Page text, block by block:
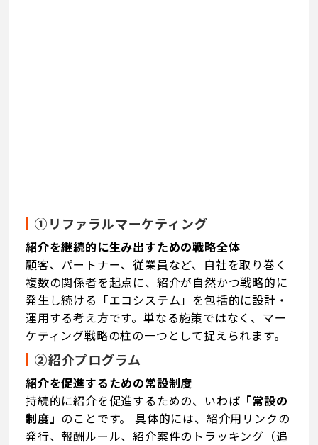
①リファラルマーケティング
紹介を継続的に生み出すための戦略全体
顧客、パートナー、従業員など、自社を取り巻く
複数の関係者を起点に、紹介が自然かつ戦略的に
発生し続ける「エコシステム」を包括的に設計・
運用する考え方です。単なる施策ではなく、マー
ケティング戦略の柱の一つとして捉えられます。
②紹介プログラム
紹介を促進するための常設制度
持続的に紹介を促進するための、いわば 「常設の
制度」 のことです。 具体的には、紹介用リンクの
発行、報酬ルール、紹介案件のトラッキング（追